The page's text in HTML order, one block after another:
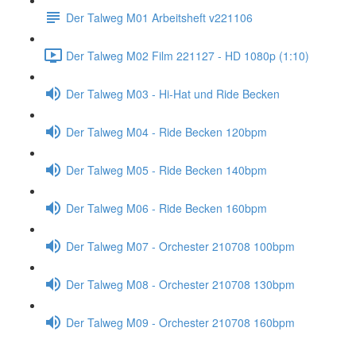
Der Talweg M01 Arbeitsheft v221106
Der Talweg M02 Film 221127 - HD 1080p (1:10)
Der Talweg M03 - Hi-Hat und Ride Becken
Der Talweg M04 - Ride Becken 120bpm
Der Talweg M05 - Ride Becken 140bpm
Der Talweg M06 - Ride Becken 160bpm
Der Talweg M07 - Orchester 210708 100bpm
Der Talweg M08 - Orchester 210708 130bpm
Der Talweg M09 - Orchester 210708 160bpm